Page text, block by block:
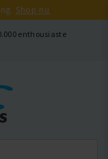
Shop nu
enthousiaste